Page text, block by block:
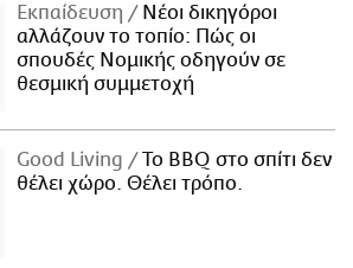
Εκπαίδευση
Νέοι δικηγόροι
αλλάζουν το τοπίο: Πώς οι
σπουδές Νομικής οδηγούν σε
θεσμική συμμετοχή
Good Living
Το BBQ στο σπίτι δεν
θέλει χώρο. Θέλει τρόπο.